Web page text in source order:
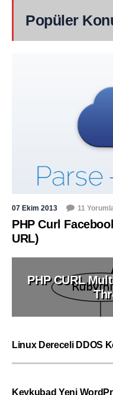
Popüler
07 Ekim 2013 11
PHP Curl
URL)
PHP CURL
Linux Dereceli DDOS
Keykubad Yeni